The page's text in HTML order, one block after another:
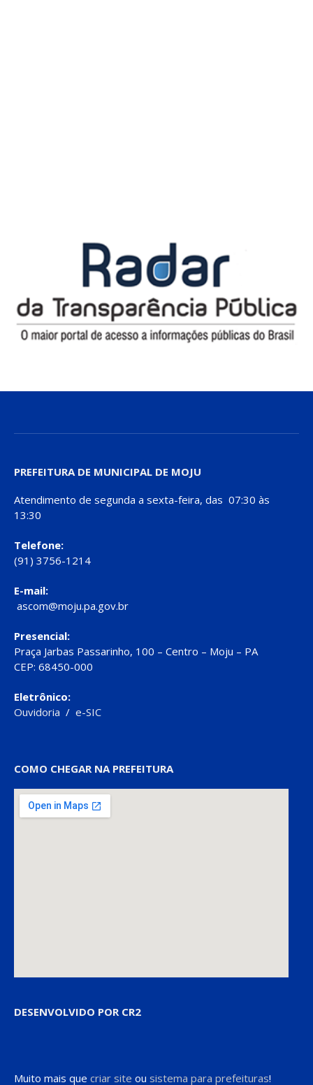
PREFEITURA DE MUNICIPAL DE MOJU
Atendimento de segunda a sexta-feira, das 07:30 às
13:30
Telefone:
(91) 3756-1214
E-mail:
ascom@moju.pa.gov.br
Presencial:
Praça Jarbas Passarinho, 100 – Centro – Moju – PA
CEP: 68450-000
Eletrônico:
Ouvidoria / e-SIC
COMO CHEGAR NA PREFEITURA
DESENVOLVIDO POR CR2
Muito mais que criar site ou sistema para prefeituras!